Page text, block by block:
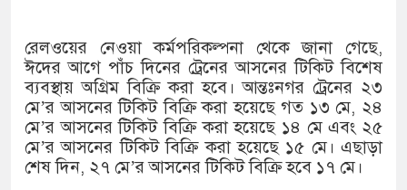
দেশের ৬ অঞ্চলে ঝড়ের আভাস
সার্ককে আরও গতিশীল করতে চায়
প্রেমের সম্পর্ক ছিন্ন না করায় মা-
প্রধানমন্ত্রীর সঙ্গে নবনিযুক্ত
রেলওয়ের নেওয়া কর্মপরিকল্পনা থেকে জানা গেছে,
ঈদের আগে পাঁচ দিনের ট্রেনের আসনের টিকিট বিশেষ
ব্যবস্থায় অগ্রিম বিক্রি করা হবে। আন্তঃনগর ট্রেনের ২৩
মে’র আসনের টিকিট বিক্রি করা হয়েছে গত ১৩ মে, ২৪
মে’র আসনের টিকিট বিক্রি করা হয়েছে ১৪ মে এবং ২৫
মে’র আসনের টিকিট বিক্রি করা হয়েছে ১৫ মে। এছাড়া
শেষ দিন, ২৭ মে’র আসনের টিকিট বিক্রি হবে ১৭ মে।